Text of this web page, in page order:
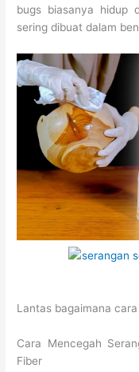
bugs biasanya hidup
sering dibuat dalam
Lantas bagaimana
Cara Mencegah
Fiber